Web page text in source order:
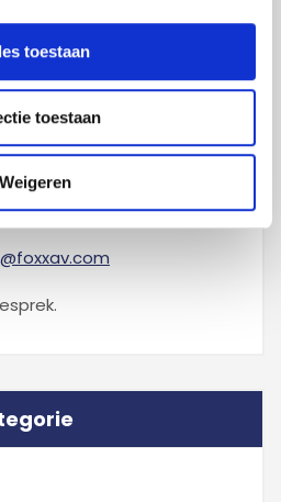
toestaan
toestaan
Weigeren